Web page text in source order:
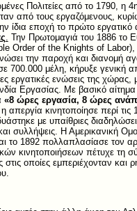
Πολιτείες από το 1790, η
από τους εργαζόμενους,
ίδια εποχή το πρώτο εργατικό
. Την Πρωτομαγιά του 1886 το
Order of the Knights of
την παροχή και διανομή
700.000 μέλη, κήρυξε γενική
εργατικές ενώσεις της
Εργασίας. Με βασικό αίτημα
«8 ώρες εργασία, 8 ώρες
η απεργία κινητοποίησε περί
με υπαίθριες
συλλήψεις. Η Αμερικανική
το 1892 πολλαπλασίασε τον
κινητοποιήσεων πέτυχε τη
στις οποίες εμπεριέχονταν και